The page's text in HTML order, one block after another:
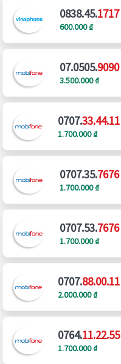
0838.45.1717
600.000 ₫
07.0505.9090
3.500.000 ₫
0707.33.44.11
1.700.000 ₫
0707.35.7676
1.700.000 ₫
0707.53.7676
1.700.000 ₫
0707.88.00.11
2.000.000 ₫
0764.11.22.55
1.700.000 ₫